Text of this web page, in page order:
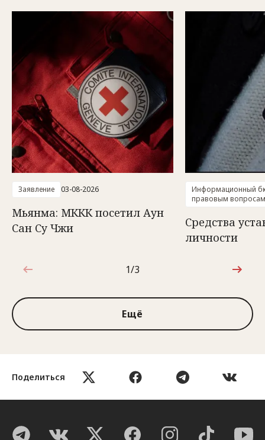
Поделиться
Заявление 03-08-2026
Мьянма: МККК посетил Аун
Сан Су Чжи
Информационный
правовым вопросам
Средства
личности
1 из 3
1/3
Ещё